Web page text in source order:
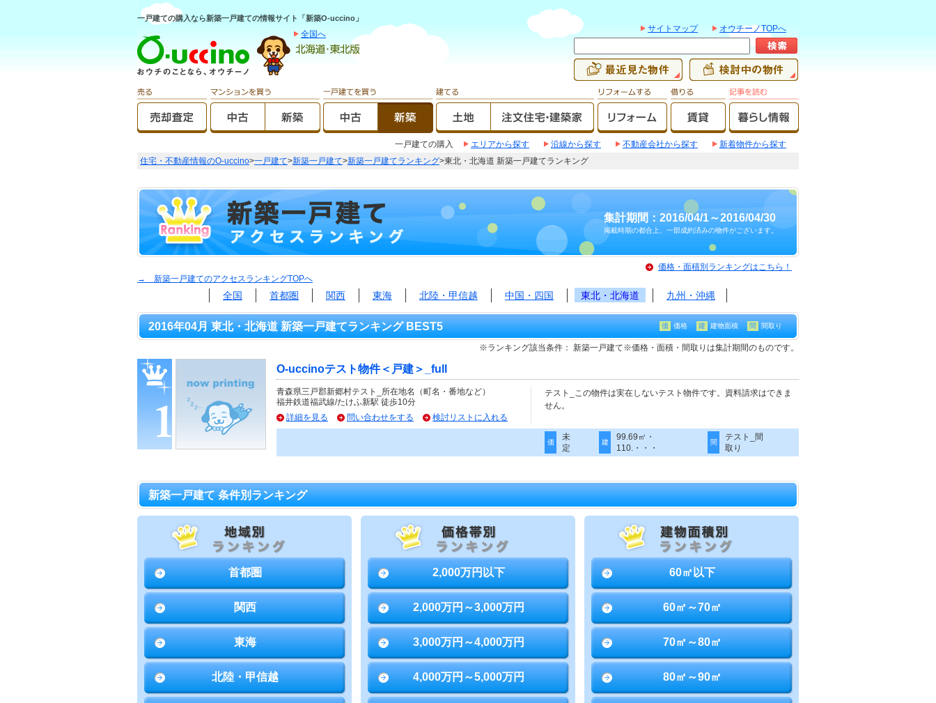
一戸建ての購入なら新築一戸建ての情報サイト「新築O-uccino」
全国へ
サイトマップ オウチーノTOPへ
一戸建ての購入 エリアから探す 沿線から探す 不動産会社から探す
新着物件から探す
住宅・不動産情報のO-uccino>一戸建て>新築一戸建て>新築一戸建てランキング>東北・北海道 新築一戸建てランキング
集計期間：2016/04/1～2016/04/30
掲載時期の都合上、一部成約済みの物件がございます。
価格・面積別ランキングはこちら！
→ 新築一戸建てのアクセスランキングTOPへ
全国 首都圏 関西 東海 北陸・甲信越 中国・四国 東北・北海道 九州・沖縄
2016年04月 東北・北海道 新築一戸建てランキング BEST5 価 価格 建 建物面積 間 間取り
※ランキング該当条件： 新築一戸建て※価格・面積・間取りは集計期間のものです。
O-uccinoテスト物件＜戸建＞_full
青森県三戸郡新郷村テスト_所在地名（町名・番地など）
福井鉄道福武線/たけふ新駅 徒歩10分
詳細を見る
問い合わせをする 検討リストに入れる
テスト_この物件は実在しないテスト物件です。資料請求はできま
せん。
価
未
定
建
99.69㎡・
110.・・・
間
テスト_間
取り
新築一戸建て 条件別ランキング
首都圏
関西
東海
北陸・甲信越
2,000万円以下
2,000万円～3,000万円
3,000万円～4,000万円
4,000万円～5,000万円
60㎡以下
60㎡～70㎡
70㎡～80㎡
80㎡～90㎡